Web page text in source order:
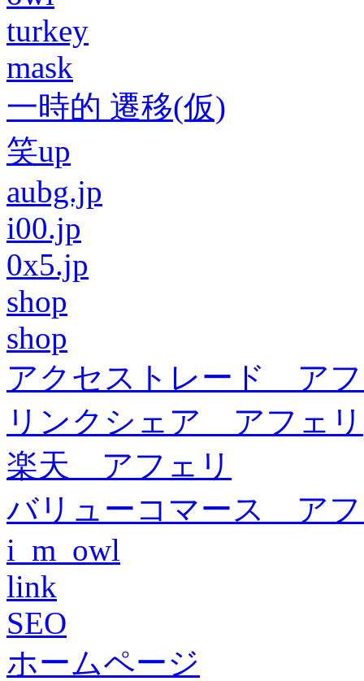
turkey
mask
一時的 遷移(仮)
笑up
aubg.jp
i00.jp
0x5.jp
shop
shop
アクセストレード ア
リンクシェア アフェリ
楽天 アフェリ
バリューコマース ア
i_m_owl
link
SEO
ホームページ